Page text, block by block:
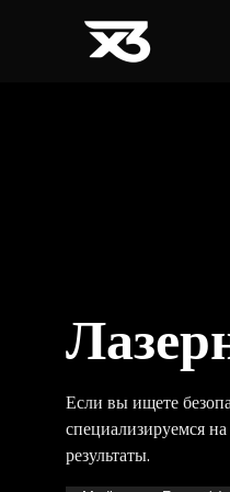
Если вы ищете
специализируемся
результаты.